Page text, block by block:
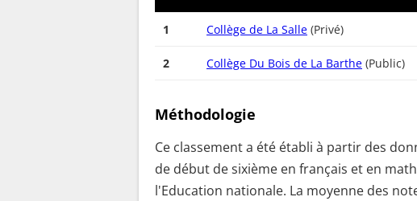
1 Collège de La Salle (Privé)
2 Collège Du Bois de La Barthe (Public)
Méthodologie
Ce classement a été établi à partir des
de début de sixième en français et en
l'Education nationale. La moyenne des